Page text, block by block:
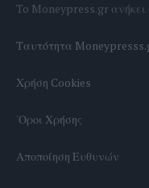
To Moneypress.gr
Tαυτότητα
Χρήση Cookies
'Οροι Χρήσης
Αποποίηση Ευθυνών